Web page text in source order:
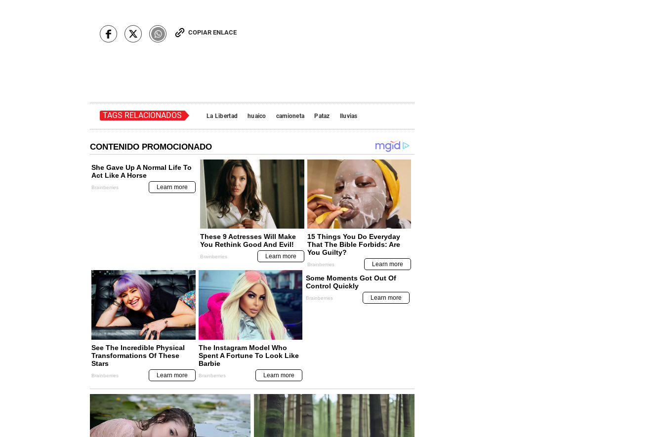
COPIAR ENLACE
TAGS RELACIONADOS La Libertad huaico camioneta Pataz lluvias